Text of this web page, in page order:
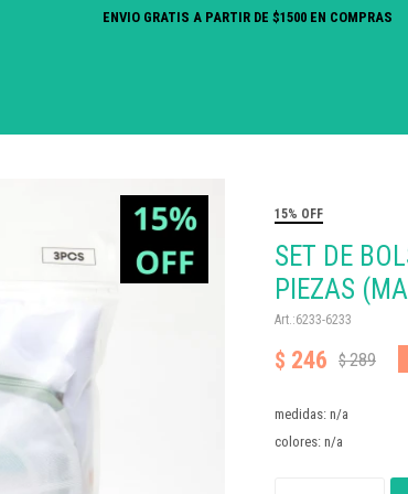
ENVIO GRATIS A PARTIR DE $1500 EN COMPRAS
15% OFF
SET DE
PIEZAS
6233-6233
$ 246 $289
medidas: n/a
colores: n/a